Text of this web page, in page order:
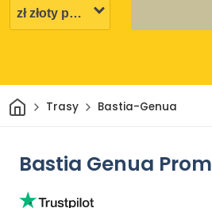
DomTrasy Bastia-Genua
Bastia Genua Prom